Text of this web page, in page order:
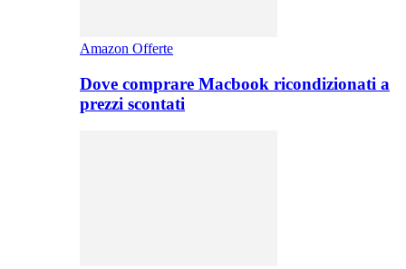
Amazon Offerte
Dove comprare Macbook ricondizionati a
prezzi scontati